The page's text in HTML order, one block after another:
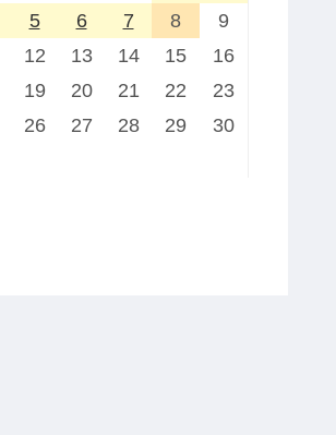
5 6 7 8
9
12 13 14 15
16
19 20 21 22
23
26 27 28 29
30